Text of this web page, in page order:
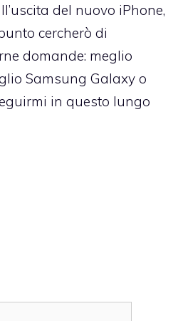
del nuovo iPhone,
cercherò di
domande: meglio
Samsung Galaxy o
in questo lungo